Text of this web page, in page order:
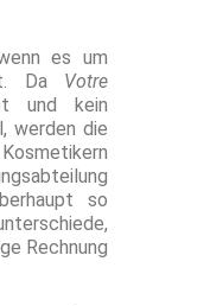
es um
Da Votre
und kein
werden die
so
Rechnung